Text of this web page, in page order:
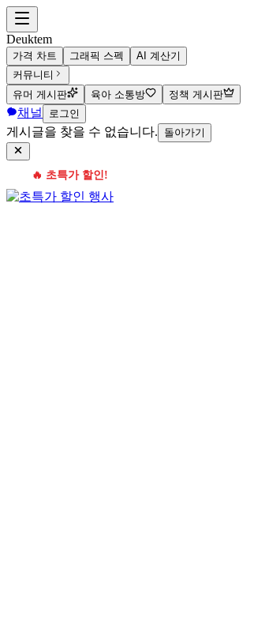
Deuktem
가격 차트 그래픽 스펙
AI 계산기
커뮤니티
유머 게시판
육아 소통방 정책 게시판
채널 로그인
게시글을 찾을 수 없습니다. 돌아가기
🔥 초특가 할인!